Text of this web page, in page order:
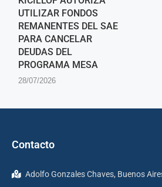
UTILIZAR FONDOS
REMANENTES DEL SAE
PARA CANCELAR
DEUDAS DEL
PROGRAMA MESA
28/07/2026
Contacto
Adolfo Gonzales Chaves, Buenos